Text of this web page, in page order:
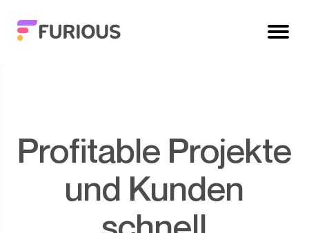
Profitable Projekte
und Kunden